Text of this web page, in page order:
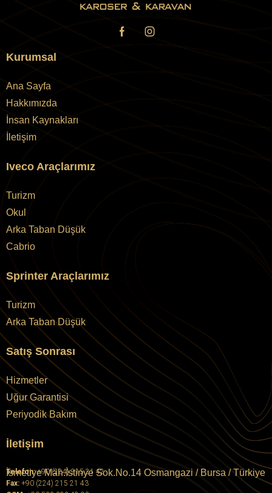
Kurumsal
Ana Sayfa
Hakkımızda
İnsan Kaynakları
İletişim
Iveco Araçlarımız
Turizm
Okul
Arka Taban Düşük
Cabrio
Sprinter Araçlarımız
Turizm
Arka Taban Düşük
Satış Sonrası
Hizmetler
Uğur Garantisi
Periyodik Bakım
İletişim
İsmetiye Mah.İstinye Sok.No.14 Osmangazi / Bursa / Türkiye
Telefon:+90 (224) 215 21 42
Fax: +90 (224) 215 21 43